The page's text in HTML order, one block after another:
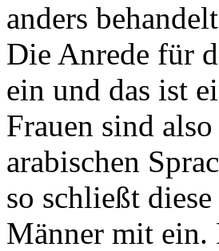
anders
Die Anrede für
ein und das ist
Frauen sind
arabischen
so schließt
Männer mit ein.